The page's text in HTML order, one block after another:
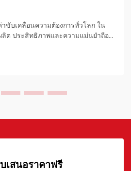
ขับเคลื่อนความต้องการทั่วโลก ใน
ลิต ประสิทธิภาพและความแม่นยำถือ
พลียูรีเทนจากจีนได้กลายเป็นทางออก
เสนอราคาฟรี